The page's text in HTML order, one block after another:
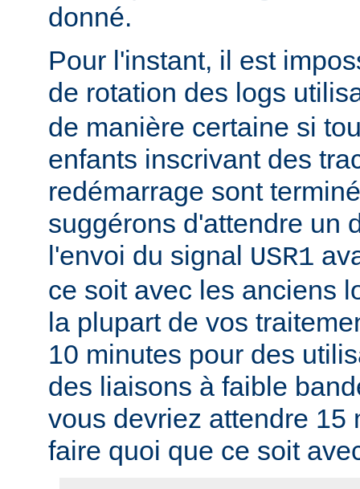
donné.
Pour l'instant, il est
de rotation des logs
de manière certaine si
enfants inscrivant des
redémarrage sont
suggérons d'attendre un
l'envoi du signal USR1
ce soit avec les anciens
la plupart de vos
10 minutes pour des
des liaisons à faible
vous devriez attendre 15
faire quoi que ce soit